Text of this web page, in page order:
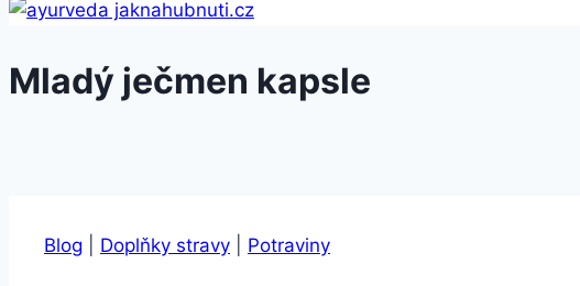
Mladý ječmen kapsle
Blog Doplňky stravy Potraviny